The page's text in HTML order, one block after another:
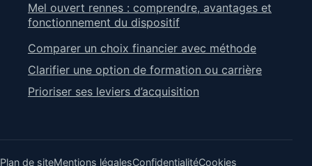
Mel ouvert rennes : comprendre, avantages et
fonctionnement du dispositif
Comparer un choix financier avec méthode
Clarifier une option de formation ou carrière
Prioriser ses leviers d’acquisition
Plan de siteMentions légalesConfidentialitéCookies